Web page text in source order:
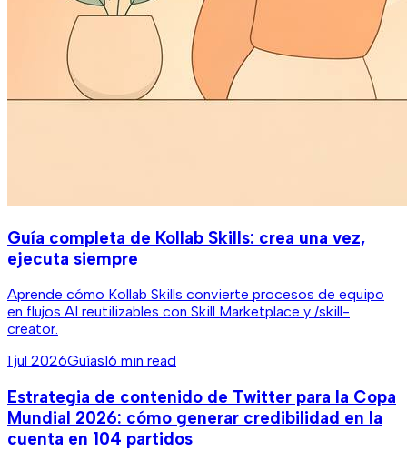
Guía completa de Kollab Skills: crea una vez,
ejecuta siempre
Aprende cómo Kollab Skills convierte procesos de equipo
en flujos AI reutilizables con Skill Marketplace y /skill-
creator.
1 jul 2026Guías16 min read
Estrategia de contenido de Twitter para la Copa
Mundial 2026: cómo generar credibilidad en la
cuenta en 104 partidos